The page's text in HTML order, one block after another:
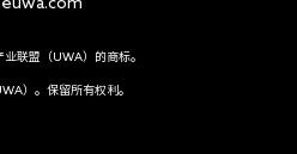
联盟（UWA）的商标。
）。保留所有权利。